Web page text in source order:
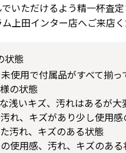
いただけるよう精一杯査定
上田インター店へご来店く
状態
使用で付属品がすべて揃っ
の状態
浅いキズ、汚れはあるが大
れ、キズがあり少し使用
汚れ、キズのある状態
使用感、汚れ、キズのある